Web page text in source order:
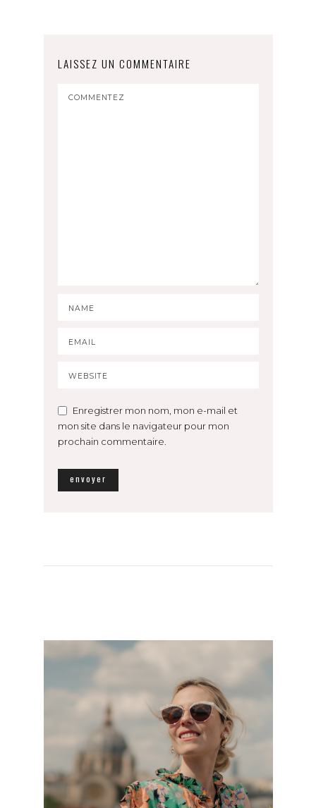
LAISSEZ UN COMMENTAIRE
Enregistrer mon nom, mon e-mail et
mon site dans le navigateur pour mon
prochain commentaire.